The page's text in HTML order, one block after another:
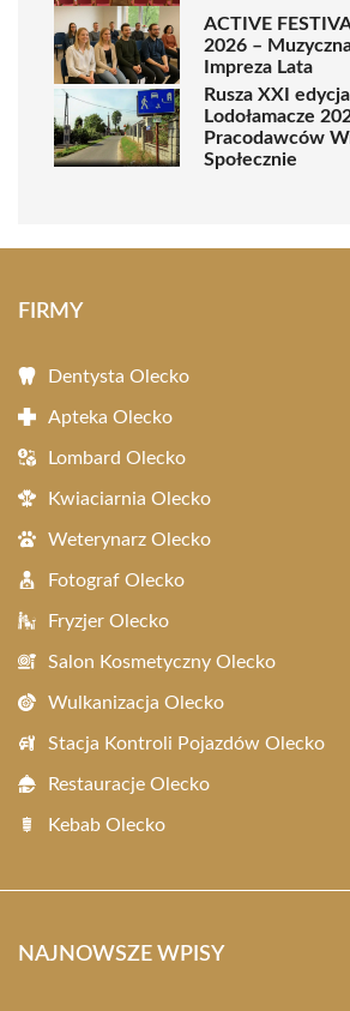
ACTIVE
2026 –
Impreza Lata
Rusza XXI
Lodołamacze
Pracodawców
Społecznie
FIRMY
Dentysta Olecko
Apteka Olecko
Lombard Olecko
Kwiaciarnia Olecko
Weterynarz Olecko
Fotograf Olecko
Fryzjer Olecko
Salon Kosmetyczny Olecko
Wulkanizacja Olecko
Stacja Kontroli Pojazdów Olecko
Restauracje Olecko
Kebab Olecko
NAJNOWSZE WPISY